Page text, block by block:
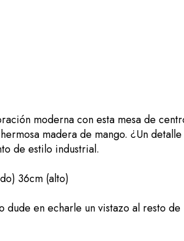
moderna con esta mesa de
madera de mango. ¿Un
de estilo industrial.
36cm (alto)
en echarle un vistazo al resto